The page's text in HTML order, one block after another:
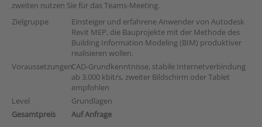
zweiten nutzen Sie für das Teams-Meeting.
Zielgruppe
Einsteiger und erfahrene Anwender von Autodesk
Revit MEP, die Bauprojekte mit der Methode des
Building Information Modeling (BIM) produktiver
realisieren wollen.
VoraussetzungenCAD-Grundkenntnisse, stabile Internetverbindung
ab 3.000 kbit/s, zweiter Bildschirm oder Tablet
empfohlen
Level
Grundlagen
Gesamtpreis
Auf Anfrage